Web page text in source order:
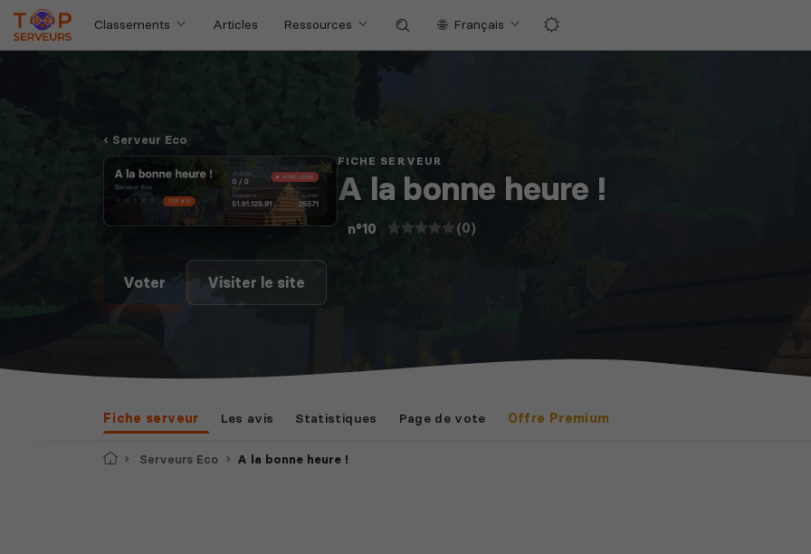
Classements Articles Ressources Français
Serveur Eco
FICHE SERVEUR
A la bonne heure !
n°10 (0)
Voter Visiter le site
Fiche serveur Les avis Statistiques Page de vote Offre Premium
AccueilServeurs Eco A la bonne heure !